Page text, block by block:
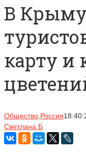
В Крыму
карту и
Общество Россия
Светлана Б